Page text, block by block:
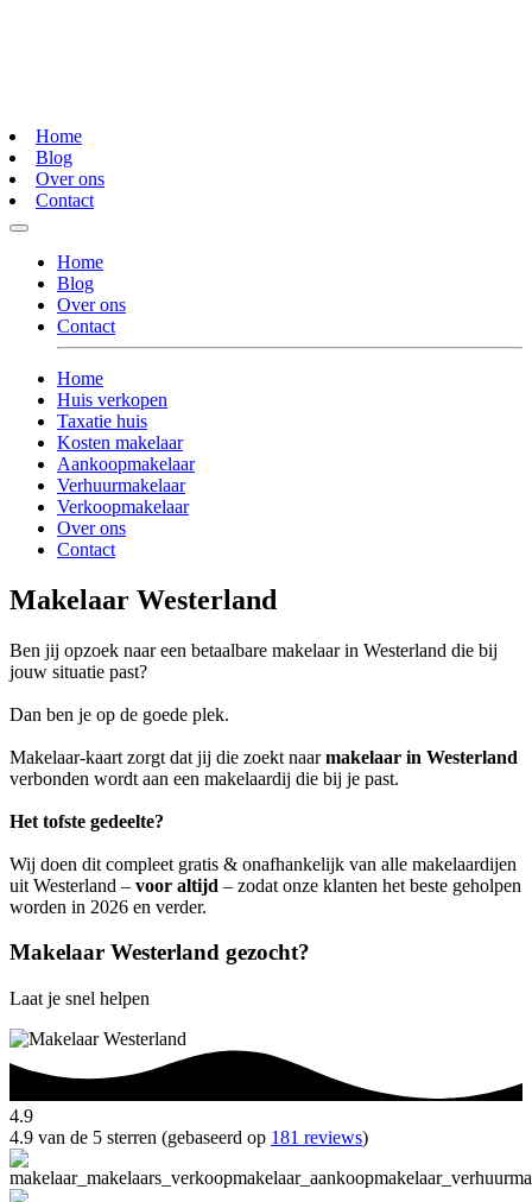
Home
Blog
Over ons
Contact
Home
Blog
Over ons
Contact
Home
Huis verkopen
Taxatie huis
Kosten makelaar
Aankoopmakelaar
Verhuurmakelaar
Verkoopmakelaar
Over ons
Contact
Makelaar Westerland
Ben jij opzoek naar een betaalbare makelaar in Westerland die bij
jouw situatie past?
Dan ben je op de goede plek.
Makelaar-kaart zorgt dat jij die zoekt naarmakelaar in Westerland
verbonden wordt aan een makelaardij die bij je past.
Het tofste gedeelte?
Wij doen dit compleet gratis & onafhankelijk van alle makelaardijen
uit Westerland – voor altijd – zodat onze klanten het beste geholpen
worden in 2026 en verder.
Makelaar Westerland gezocht?
Laat je snel helpen
4.9
4.9 van de 5 sterren (gebaseerd op 181 reviews)